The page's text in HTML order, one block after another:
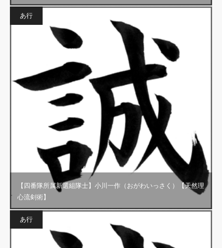
あ行
【四番隊所属新選組隊士】小川一作（おがわいっさく）【天然理
心流剣術】
あ行